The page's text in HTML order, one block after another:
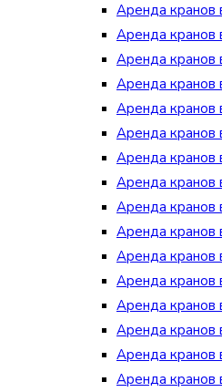
Аренда кранов
Аренда кранов
Аренда кранов
Аренда кранов
Аренда кранов
Аренда кранов
Аренда кранов
Аренда кранов
Аренда кранов
Аренда кранов
Аренда кранов
Аренда кранов
Аренда кранов
Аренда кранов
Аренда кранов
Аренда кранов